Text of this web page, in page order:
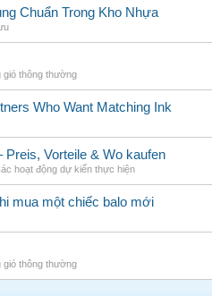
Chuẩn Trong Kho Nhựa
gió thông thường
Who Want Matching Ink
Preis, Vorteile & Wo kaufen
hoạt động dự kiến thực hiện
mua một chiếc balo mới
gió thông thường